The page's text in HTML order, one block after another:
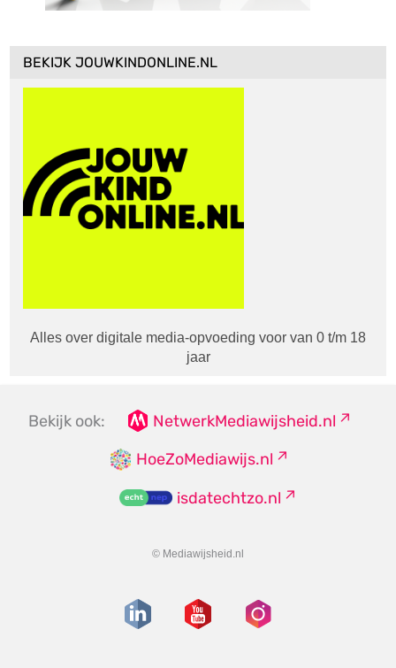
BEKIJK JOUWKINDONLINE.NL
Alles over digitale media-opvoeding voor van 0 t/m 18
jaar
Bekijk ook:
NetwerkMediawijsheid.nl
HoeZoMediawijs.nl
isdatechtzo.nl
© Mediawijsheid.nl